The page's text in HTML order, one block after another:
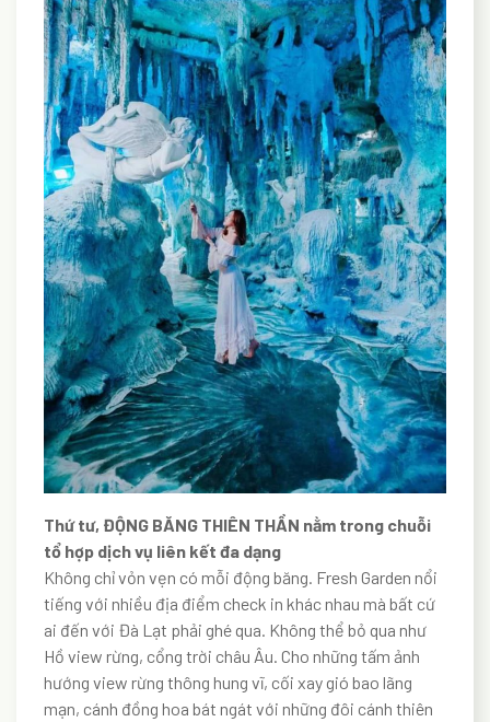
Thứ tư, ĐỘNG BĂNG THIÊN THẦN nằm trong chuỗi
tổ hợp dịch vụ liên kết đa dạng
Không chỉ vỏn vẹn có mỗi động băng. Fresh Garden nổi
tiếng với nhiều địa điểm check in khác nhau mà bất cứ
ai đến với Đà Lạt phải ghé qua. Không thể bỏ qua như
Hồ view rừng, cổng trời châu Âu. Cho những tấm ảnh
hướng view rừng thông hung vĩ, cối xay gió bao lãng
mạn, cánh đồng hoa bát ngát với những đôi cánh thiên